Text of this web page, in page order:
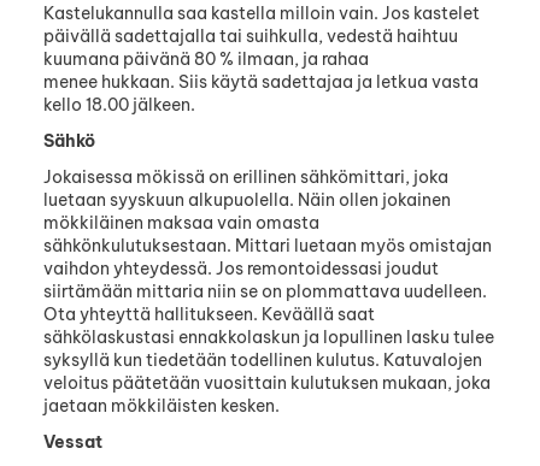
Kastelukannulla saa kastella milloin vain. Jos kastelet
päivällä sadettajalla tai suihkulla, vedestä haihtuu
kuumana päivänä 80 % ilmaan, ja rahaa
menee hukkaan. Siis käytä sadettajaa ja letkua vasta
kello 18.00 jälkeen.
Sähkö
Jokaisessa mökissä on erillinen sähkömittari, joka
luetaan syyskuun alkupuolella. Näin ollen jokainen
mökkiläinen maksaa vain omasta
sähkönkulutuksestaan. Mittari luetaan myös omistajan
vaihdon yhteydessä. Jos remontoidessasi joudut
siirtämään mittaria niin se on plommattava uudelleen.
Ota yhteyttä hallitukseen. Keväällä saat
sähkölaskustasi ennakkolaskun ja lopullinen lasku tulee
syksyllä kun tiedetään todellinen kulutus. Katuvalojen
veloitus päätetään vuosittain kulutuksen mukaan, joka
jaetaan mökkiläisten kesken.
Vessat